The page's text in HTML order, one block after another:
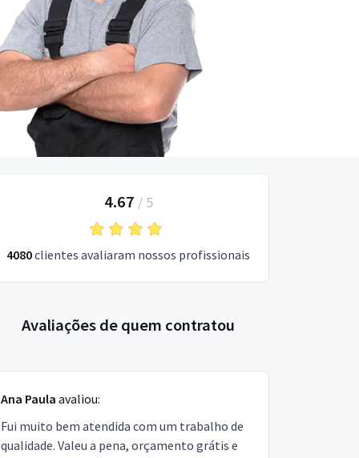
4.67 / 5
4080clientes avaliaram nossos profissionais
Avaliações de quem contratou
Ana Paula avaliou:
Fui muito bem atendida com um trabalho de
qualidade. Valeu a pena, orçamento grátis e